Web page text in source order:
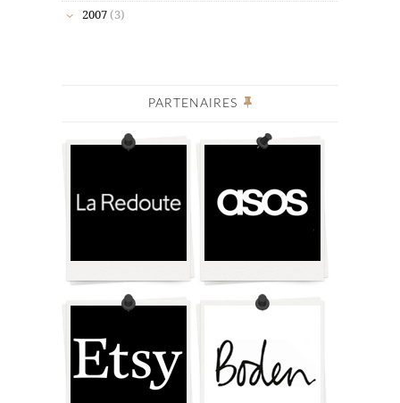
2007 (3)
PARTENAIRES